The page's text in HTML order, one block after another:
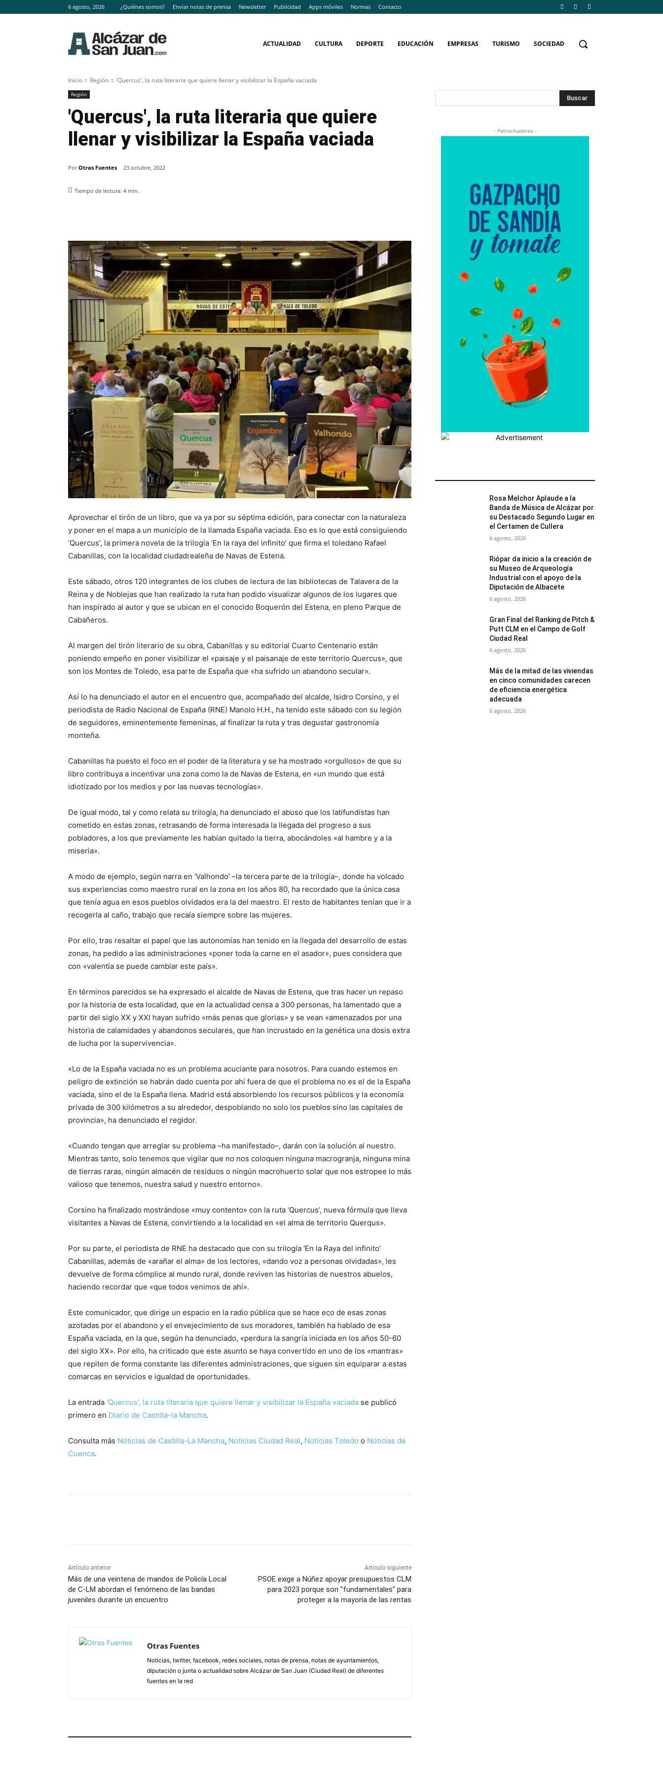
6 agosto, 2026 ¿Quiénes somos? Enviar notas de prensa Newsletter Publicidad Apps móviles Normas Contacto
ACTUALIDAD CULTURA DEPORTE EDUCACIÓN EMPRESAS TURISMO SOCIEDAD
Inicio Región 'Quercus', la ruta literaria que quiere llenar y visibilizar la España vaciada
Región
'Quercus', la ruta literaria que quiere
llenar y visibilizar la España vaciada
Por Otras Fuentes 23 octubre, 2022
Tiempo de lectura: 4 min.
Aprovechar el tirón de un libro, que va ya por su séptima edición, para conectar con la naturaleza
y poner en el mapa a un municipio de la llamada España vaciada. Eso es lo que está consiguiendo
‘Quercus’, la primera novela de la trilogía ‘En la raya del infinito’ que firma el toledano Rafael
Cabanillas, con la localidad ciudadrealeña de Navas de Estena.
Este sábado, otros 120 integrantes de los clubes de lectura de las bibliotecas de Talavera de la
Reina y de Noblejas que han realizado la ruta han podido visualizar algunos de los lugares que
han inspirado al autor y que se ubican en el conocido Boquerón del Estena, en pleno Parque de
Cabañeros.
Al margen del tirón literario de su obra, Cabanillas y su editorial Cuarto Centenario están
poniendo empeño en poner visibilizar el «paisaje y el paisanaje de este territorio Quercus», que
son los Montes de Toledo, esa parte de España que «ha sufrido un abandono secular».
Así lo ha denunciado el autor en el encuentro que, acompañado del alcalde, Isidro Corsino, y el
periodista de Radio Nacional de España (RNE) Manolo H.H., ha tenido este sábado con su legión
de seguidores, eminentemente femeninas, al finalizar la ruta y tras degustar gastronomía
monteña.
Cabanillas ha puesto el foco en el poder de la literatura y se ha mostrado «orgulloso» de que su
libro contribuya a incentivar una zona como la de Navas de Estena, en «un mundo que está
idiotizado por los medios y por las nuevas tecnologías».
De igual modo, tal y como relata su trilogía, ha denunciado el abuso que los latifundistas han
cometido en estas zonas, retrasando de forma interesada la llegada del progreso a sus
pobladores, a los que previamente les habían quitado la tierra, abocándoles «al hambre y a la
miseria».
A modo de ejemplo, según narra en ‘Valhondo’ –la tercera parte de la trilogía–, donde ha volcado
sus experiencias como maestro rural en la zona en los años 80, ha recordado que la única casa
que tenía agua en esos pueblos olvidados era la del maestro. El resto de habitantes tenían que ir a
recogerla al caño, trabajo que recaía siempre sobre las mujeres.
Por ello, tras resaltar el papel que las autonomías han tenido en la llegada del desarrollo de estas
zonas, ha pedido a las administraciones «poner toda la carne en el asador», pues considera que
con «valentía se puede cambiar este país».
En términos parecidos se ha expresado el alcalde de Navas de Estena, que tras hacer un repaso
por la historia de esta localidad, que en la actualidad censa a 300 personas, ha lamentado que a
partir del siglo XX y XXI hayan sufrido «más penas que glorias» y se vean «amenazados por una
historia de calamidades y abandonos seculares, que han incrustado en la genética una dosis extra
de lucha por la supervivencia».
«Lo de la España vaciada no es un problema acuciante para nosotros. Para cuando estemos en
peligro de extinción se habrán dado cuenta por ahí fuera de que el problema no es el de la España
vaciada, sino el de la España llena. Madrid está absorbiendo los recursos públicos y la economía
privada de 300 kilómetros a su alrededor, despoblando no solo los pueblos sino las capitales de
provincia», ha denunciado el regidor.
«Cuando tengan que arreglar su problema –ha manifestado–, darán con la solución al nuestro.
Mientras tanto, solo tenemos que vigilar que no nos coloquen ninguna macrogranja, ninguna mina
de tierras raras, ningún almacén de residuos o ningún macrohuerto solar que nos estropee lo más
valioso que tenemos, nuestra salud y nuestro entorno».
Corsino ha finalizado mostrándose «muy contento» con la ruta ‘Quercus’, nueva fórmula que lleva
visitantes a Navas de Estena, convirtiendo a la localidad en «el alma de territorio Querqus».
Por su parte, el periodista de RNE ha destacado que con su trilogía ‘En la Raya del infinito’
Cabanillas, además de «arañar el alma» de los lectores, «dando voz a personas olvidadas», les
devuelve de forma cómplice al mundo rural, donde reviven las historias de nuestros abuelos,
haciendo recordar que «que todos venimos de ahí».
Este comunicador, que dirige un espacio en la radio pública que se hace eco de esas zonas
azotadas por el abandono y el envejecimiento de sus moradores, también ha hablado de esa
España vaciada, en la que, según ha denunciado, «perdura la sangría iniciada en los años 50-60
del siglo XX». Por ello, ha criticado que este asunto se haya convertido en uno de los «mantras»
que repiten de forma constante las diferentes administraciones, que siguen sin equiparar a estas
comarcas en servicios e igualdad de oportunidades.
La entrada 'Quercus', la ruta literaria que quiere llenar y visibilizar la España vaciada se publicó
primero en Diario de Castilla-la Mancha.
Consulta más Noticias de Castilla-La Mancha, Noticias Ciudad Real, Noticias Toledo o Noticias de
Cuenca.
Artículo anterior
Más de una veintena de mandos de Policía Local
de C-LM abordan el fenómeno de las bandas
juveniles durante un encuentro
Artículo siguiente
PSOE exige a Núñez apoyar presupuestos CLM
para 2023 porque son "fundamentales" para
proteger a la mayoría de las rentas
Otras Fuentes
Noticias, twitter, facebook, redes sociales, notas de prensa, notas de ayuntamientos,
diputación o junta o actualidad sobre Alcázar de San Juan (Ciudad Real) de diferentes
fuentes en la red
Buscar
- Patrocinadores -
Rosa Melchor Aplaude a la
Banda de Música de Alcázar por
su Destacado Segundo Lugar en
el Certamen de Cullera
6 agosto, 2026
Riópar da inicio a la creación de
su Museo de Arqueología
Industrial con el apoyo de la
Diputación de Albacete
6 agosto, 2026
Gran Final del Ranking de Pitch &
Putt CLM en el Campo de Golf
Ciudad Real
6 agosto, 2026
Más de la mitad de las viviendas
en cinco comunidades carecen
de eficiencia energética
adecuada
6 agosto, 2026